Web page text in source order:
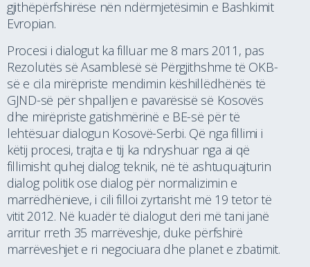
gjithëpërfshirëse nën ndërmjetësimin e Bashkimit
Evropian.
Procesi i dialogut ka filluar me 8 mars 2011, pas
Rezolutës së Asamblesë së Përgjithshme të OKB-
së e cila mirëpriste mendimin këshillëdhënës të
GJND-së për shpalljen e pavarësisë së Kosovës
dhe mirëpriste gatishmërinë e BE-së për të
lehtësuar dialogun Kosovë-Serbi. Që nga fillimi i
këtij procesi, trajta e tij ka ndryshuar nga ai që
fillimisht quhej dialog teknik, në të ashtuquajturin
dialog politik ose dialog për normalizimin e
marrëdhënieve, i cili filloi zyrtarisht më 19 tetor të
vitit 2012. Në kuadër të dialogut deri më tani janë
arritur rreth 35 marrëveshje, duke përfshirë
marrëveshjet e ri negociuara dhe planet e zbatimit.